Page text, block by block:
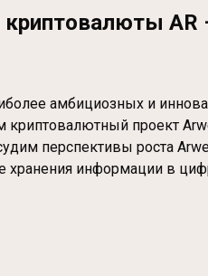
амбициозных и
проект
перспективы роста
хранения информации в